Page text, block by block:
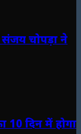
संजय चोपड़ा ने
10 दिन में होगा